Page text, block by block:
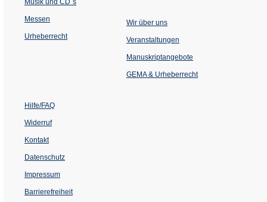
Messen
Urheberrecht
Wir über uns
Veranstaltungen
einem
Tab)
Manuskriptangebote
GEMA & Urheberrecht
Hilfe/FAQ
Widerruf
Kontakt
Datenschutz
Impressum
Barrierefreiheit